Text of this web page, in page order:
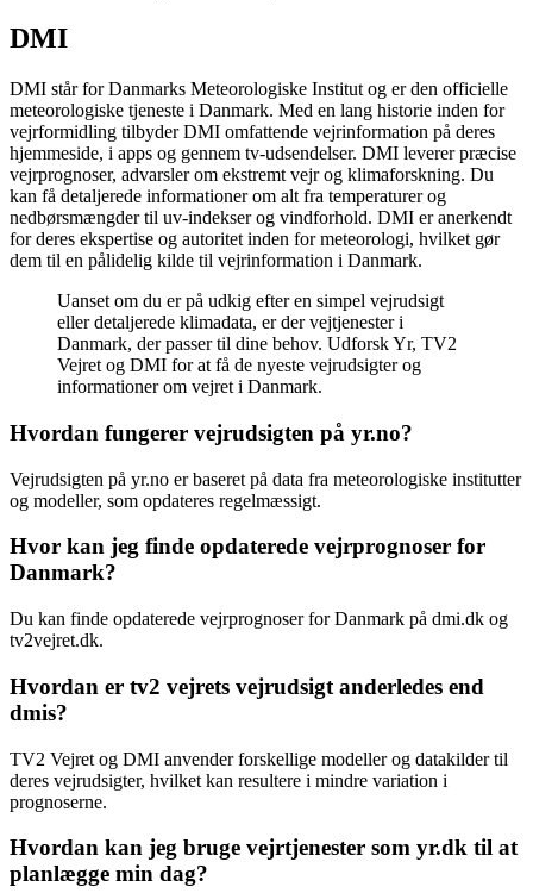
DMI
DMI står for Danmarks Meteorologiske Institut og er den officielle
meteorologiske tjeneste i Danmark. Med en lang historie inden for
vejrformidling tilbyder DMI omfattende vejrinformation på deres
hjemmeside, i apps og gennem tv-udsendelser. DMI leverer præcise
vejrprognoser, advarsler om ekstremt vejr og klimaforskning. Du
kan få detaljerede informationer om alt fra temperaturer og
nedbørsmængder til uv-indekser og vindforhold. DMI er anerkendt
for deres ekspertise og autoritet inden for meteorologi, hvilket gør
dem til en pålidelig kilde til vejrinformation i Danmark.
Uanset om du er på udkig efter en simpel vejrudsigt
eller detaljerede klimadata, er der vejtjenester i
Danmark, der passer til dine behov. Udforsk Yr, TV2
Vejret og DMI for at få de nyeste vejrudsigter og
informationer om vejret i Danmark.
Hvordan fungerer vejrudsigten på yr.no?
Vejrudsigten på yr.no er baseret på data fra meteorologiske institutter
og modeller, som opdateres regelmæssigt.
Hvor kan jeg finde opdaterede vejrprognoser for
Danmark?
Du kan finde opdaterede vejrprognoser for Danmark på dmi.dk og
tv2vejret.dk.
Hvordan er tv2 vejrets vejrudsigt anderledes end
dmis?
TV2 Vejret og DMI anvender forskellige modeller og datakilder til
deres vejrudsigter, hvilket kan resultere i mindre variation i
prognoserne.
Hvordan kan jeg bruge vejrtjenester som yr.dk til at
planlægge min dag?